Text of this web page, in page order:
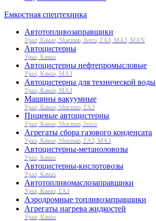
Емкостная спецтехника
Автотопливозаправщики
Урал, Камаз, Shacman, Iveco, ГАЗ, МАЗ, MAN
Автоцистерны
Урал, Камаз
Автоцистерны нефтепромысловые
Урал, Камаз, МАЗ
Автоцистерны для технической воды
Урал, Камаз, МАЗ
Машины вакуумные
Урал, Камаз, Shacman, ГАЗ
Пищевые автоцистерны
Урал, Камаз, Shacman, Iveco
Агрегаты сбора газового конденсата
Урал, Камаз, Shacman, ГАЗ, МАЗ
Автоцистерны-метаноловозы
Урал, Камаз
Автоцистерны-кислотовозы
Урал, Камаз
Автотопливомаслозаправщики
Урал, Камаз, ГАЗ
Аэродромные топливозаправщики
Агрегаты нагрева жидкостей
Урал, Камаз